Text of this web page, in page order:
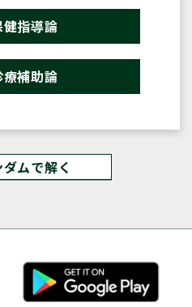
指導論
補助論
ムで解く